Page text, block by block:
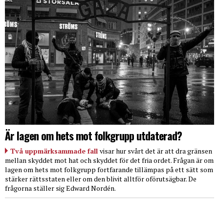
Är lagen om hets mot folkgrupp utdaterad?
Två uppmärksammade fall visar hur svårt det är att dra gränsen
mellan skyddet mot hat och skyddet för det fria ordet. Frågan är om
lagen om hets mot folkgrupp fortfarande tillämpas på ett sätt som
stärker rättsstaten eller om den blivit alltför oförutsägbar. De
frågorna ställer sig Edward Nordén.